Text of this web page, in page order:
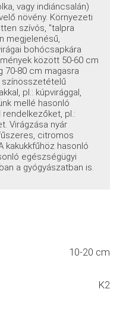
vagy indiáncsalán)
növény. Környezeti
szívós, "talpra
megjelenésű,
bohócsapkára
között 50-60 cm
70-80 cm magasra
színösszetételű
pl.: kúpvirággal,
mellé hasonló
pl.:
Virágzása nyár
citromos
kakukkfűhöz hasonló
egészségügyi
a gyógyászatban is.
10-20 cm
K2